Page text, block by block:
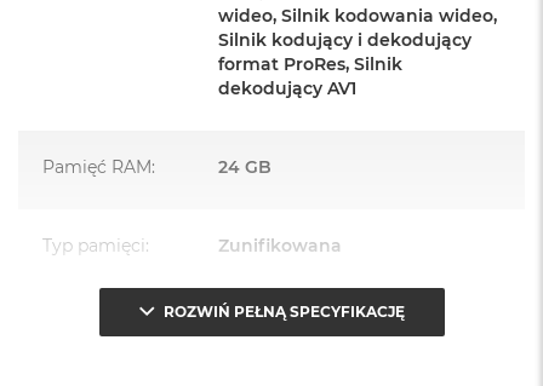
PASUJE WSZĘDZIE– Ten zaskakująco smukły, dostępny w
zrobisz więcej szybciej. Bawisz się czy pracujesz, edytujesz
wideo, Silnik kodowania wideo,
Silnik kodujący i dekodujący
format ProRes, Silnik
dekodujący AV1
Pamięć RAM: 24 GB
Typ pamięci: Zunifikowana
Przepustowość
120 GB/s
ROZWIŃ PEŁNĄ SPECYFIKACJĘ